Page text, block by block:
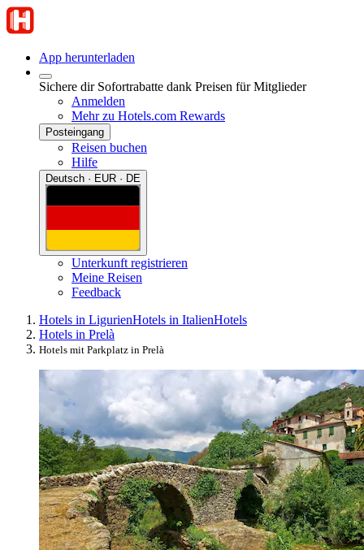
App herunterladen
Sichere dir Sofortrabatte dank Preisen für Mitglieder
Anmelden
Mehr zu Hotels.com Rewards
Posteingang
Reisen buchen
Hilfe
Deutsch · EUR · DE
Unterkunft registrieren
Meine Reisen
Feedback
Hotels in LigurienHotels in ItalienHotels
Hotels in Prelà
Hotels mit Parkplatz in Prelà